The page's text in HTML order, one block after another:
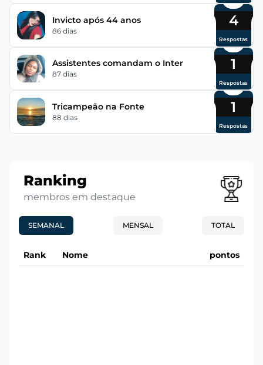
Invicto após 44 anos
86 dias
4
Respostas
Assistentes comandam o Inter
87 dias
1
Respostas
Tricampeão na Fonte
88 dias
1
Respostas
Ranking
membros em destaque
SEMANAL MENSAL TOTAL
Rank Nome pontos